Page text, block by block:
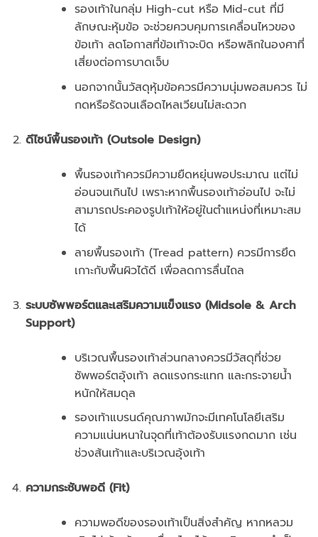
รองเท้าในกลุ่ม High-cut หรือ Mid-cut ที่มี
ลักษณะหุ้มข้อ จะช่วยควบคุมการเคลื่อนไหวของ
ข้อเท้า ลดโอกาสที่ข้อเท้าจะบิด หรือพลิกในองศาที่
เสี่ยงต่อการบาดเจ็บ
นอกจากนั้นวัสดุหุ้มข้อควรมีความนุ่มพอสมควร ไม่
กดหรือรัดจนเลือดไหลเวียนไม่สะดวก
ดีไซน์พื้นรองเท้า (Outsole Design)
พื้นรองเท้าควรมีความยืดหยุ่นพอประมาณ แต่ไม่
อ่อนจนเกินไป เพราะหากพื้นรองเท้าอ่อนไป จะไม่
สามารถประคองรูปเท้าให้อยู่ในตำแหน่งที่เหมาะสม
ได้
ลายพื้นรองเท้า (Tread pattern) ควรมีการยึด
เกาะกับพื้นผิวได้ดี เพื่อลดการลื่นไถล
ระบบซัพพอร์ตและเสริมความแข็งแรง (Midsole & Arch
Support)
บริเวณพื้นรองเท้าส่วนกลางควรมีวัสดุที่ช่วย
ซัพพอร์ตอุ้งเท้า ลดแรงกระแทก และกระจายน้ำ
หนักให้สมดุล
รองเท้าแบรนด์คุณภาพมักจะมีเทคโนโลยีเสริม
ความแน่นหนาในจุดที่เท้าต้องรับแรงกดมาก เช่น
ช่วงส้นเท้าและบริเวณอุ้งเท้า
ความกระชับพอดี (Fit)
ความพอดีของรองเท้าเป็นสิ่งสำคัญ หากหลวม